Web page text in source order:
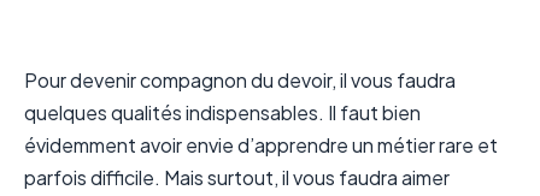
Pour devenir compagnon du devoir, il vous faudra
quelques qualités indispensables. Il faut bien
évidemment avoir envie d’apprendre un métier rare et
parfois difficile. Mais surtout, il vous faudra aimer